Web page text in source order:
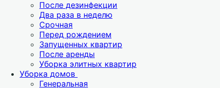
После дезинфекции
Два раза в неделю
Срочная
Перед рождением
Запущенных квартир
После аренды
Уборка элитных квартир
Уборка домов
Генеральная